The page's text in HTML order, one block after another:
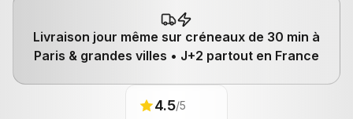
Livraison jour même sur créneaux de 30 min à
Paris & grandes villes • J+2 partout en France
4.5/5